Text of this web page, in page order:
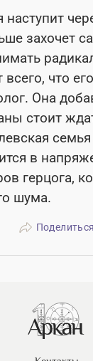
захочет
всего, что
Она
стоит
в
герцога,
шума.
Поделиться